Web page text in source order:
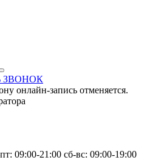
ЗВОНОК
онлайн-запись отменяется.
09:00-21:00 сб-вс: 09:00-19:00